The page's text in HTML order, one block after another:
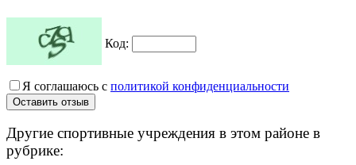
Код:
Я соглашаюсь с политикой конфиденциальности
Другие спортивные учреждения в этом районе в
рубрике: